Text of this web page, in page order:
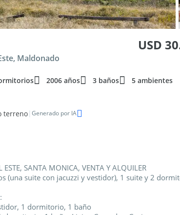
USD
Maldonado
2006 años 3 baños
5 ambientes
terreno| Generado por IA
SANTA MONICA, VENTA Y ALQUILER
(una suite con jacuzzi y vestidor), 1 suite y 2
1 dormitorio, 1 baño